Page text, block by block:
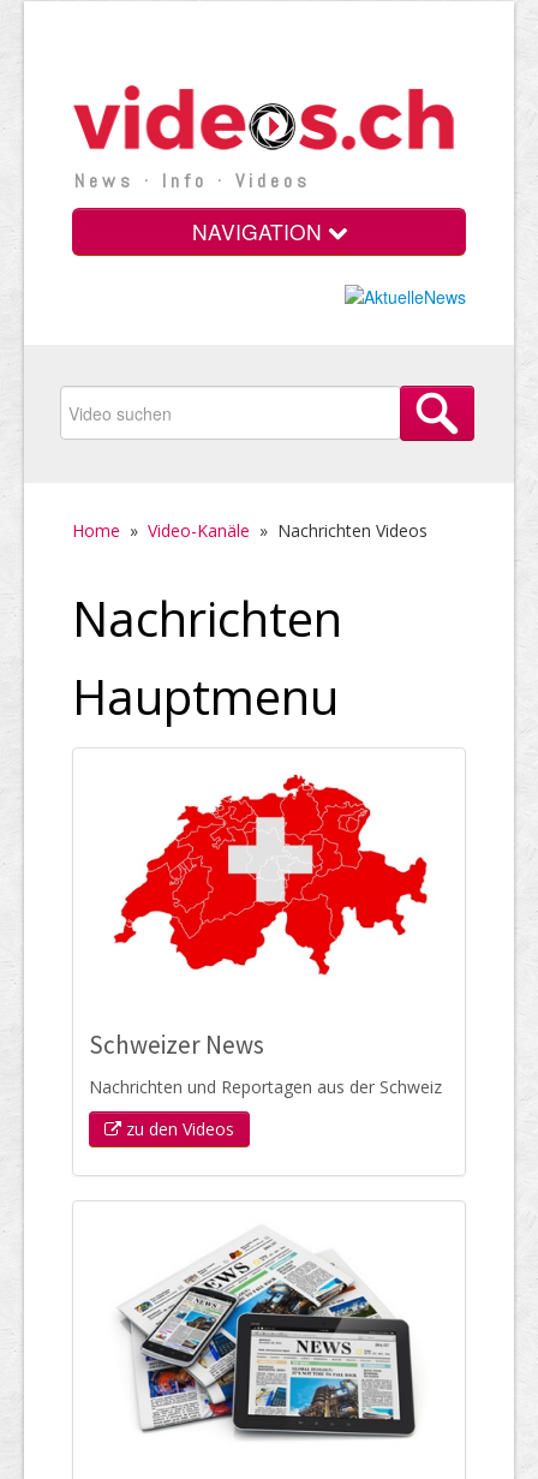
News · Info · Videos
NAVIGATION
Home » Video-Kanäle » Nachrichten Videos
Nachrichten
Hauptmenu
Schweizer News
Nachrichten und Reportagen aus der Schweiz
zu den Videos